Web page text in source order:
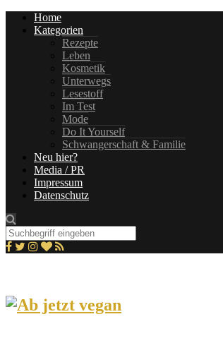
Home
Kategorien
Rezepte
Leben
Kosmetik
Unterwegs
Lesestoff
Im Test
Mode
Do It Yourself
Schwangerschaft & Familie
Neu hier?
Media / PR
Impressum
Datenschutz